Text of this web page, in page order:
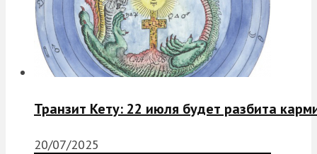
Транзит Кету: 22 июля будет разбита
20/07/2025